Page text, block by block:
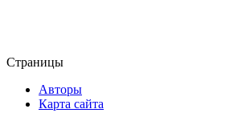
Страницы
Авторы
Карта сайта